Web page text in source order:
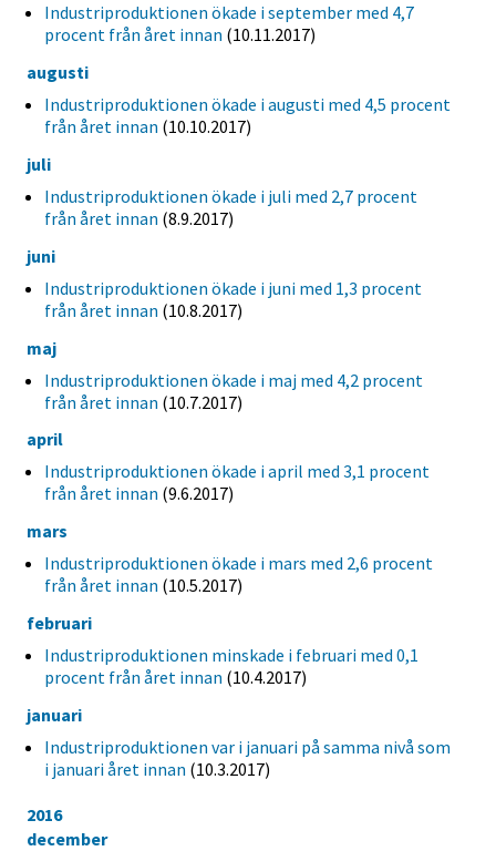
Industriproduktionen ökade i september med 4,7
procent från året innan (10.11.2017)
augusti
Industriproduktionen ökade i augusti med 4,5 procent
från året innan (10.10.2017)
juli
Industriproduktionen ökade i juli med 2,7 procent
från året innan (8.9.2017)
juni
Industriproduktionen ökade i juni med 1,3 procent
från året innan (10.8.2017)
maj
Industriproduktionen ökade i maj med 4,2 procent
från året innan (10.7.2017)
april
Industriproduktionen ökade i april med 3,1 procent
från året innan (9.6.2017)
mars
Industriproduktionen ökade i mars med 2,6 procent
från året innan (10.5.2017)
februari
Industriproduktionen minskade i februari med 0,1
procent från året innan (10.4.2017)
januari
Industriproduktionen var i januari på samma nivå som
i januari året innan (10.3.2017)
2016
december